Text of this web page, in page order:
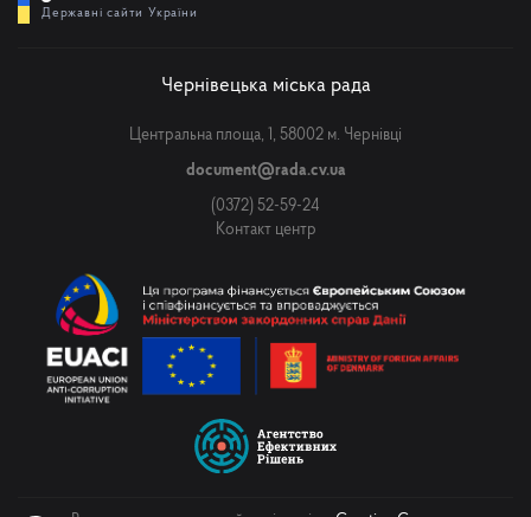
Державні сайти України
Чернівецька міська рада
Центральна площа, 1, 58002 м. Чернівці
document@rada.cv.ua
(0372) 52-59-24
Контакт центр